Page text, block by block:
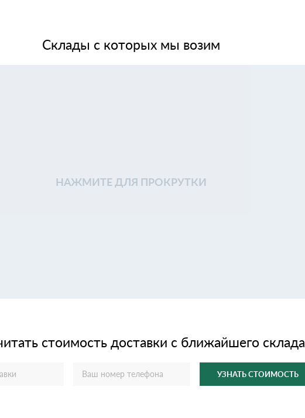
Склады с которых мы возим
НАЖМИТЕ ДЛЯ ПРОКРУТКИ
стоимость доставки с ближайшего склада
УЗНАТЬ СТОИМОСТЬ